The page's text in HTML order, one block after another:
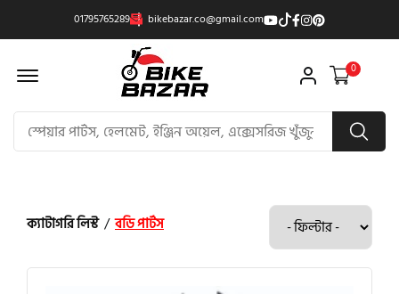
01795765289 bikebazar.co@gmail.com
Offcanvas Menu Open 0
ক্যাটাগরি লিস্ট/বডি পার্টস